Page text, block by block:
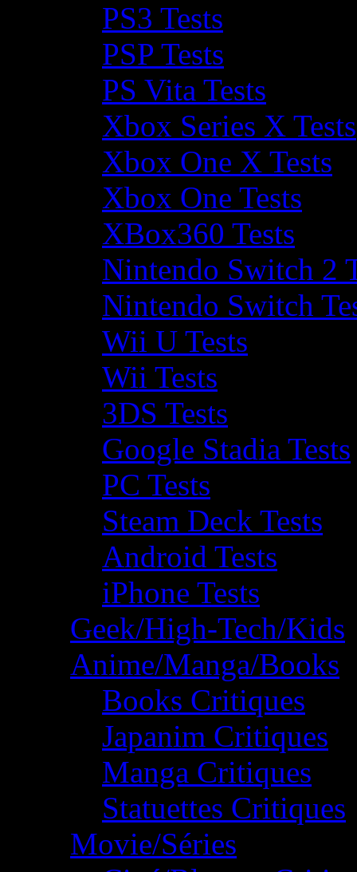
PS3 Tests
PSP Tests
PS Vita Tests
Xbox Series X Tests
Xbox One X Tests
Xbox One Tests
XBox360 Tests
Nintendo Switch 2
Nintendo Switch
Wii U Tests
Wii Tests
3DS Tests
Google Stadia Tests
PC Tests
Steam Deck Tests
Android Tests
iPhone Tests
Geek/High-Tech/Kids
Anime/Manga/Books
Books Critiques
Japanim Critiques
Manga Critiques
Statuettes Critiques
Movie/Séries